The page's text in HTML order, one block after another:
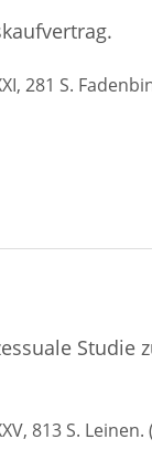
281 S.
Studie
813 S. Leinen.